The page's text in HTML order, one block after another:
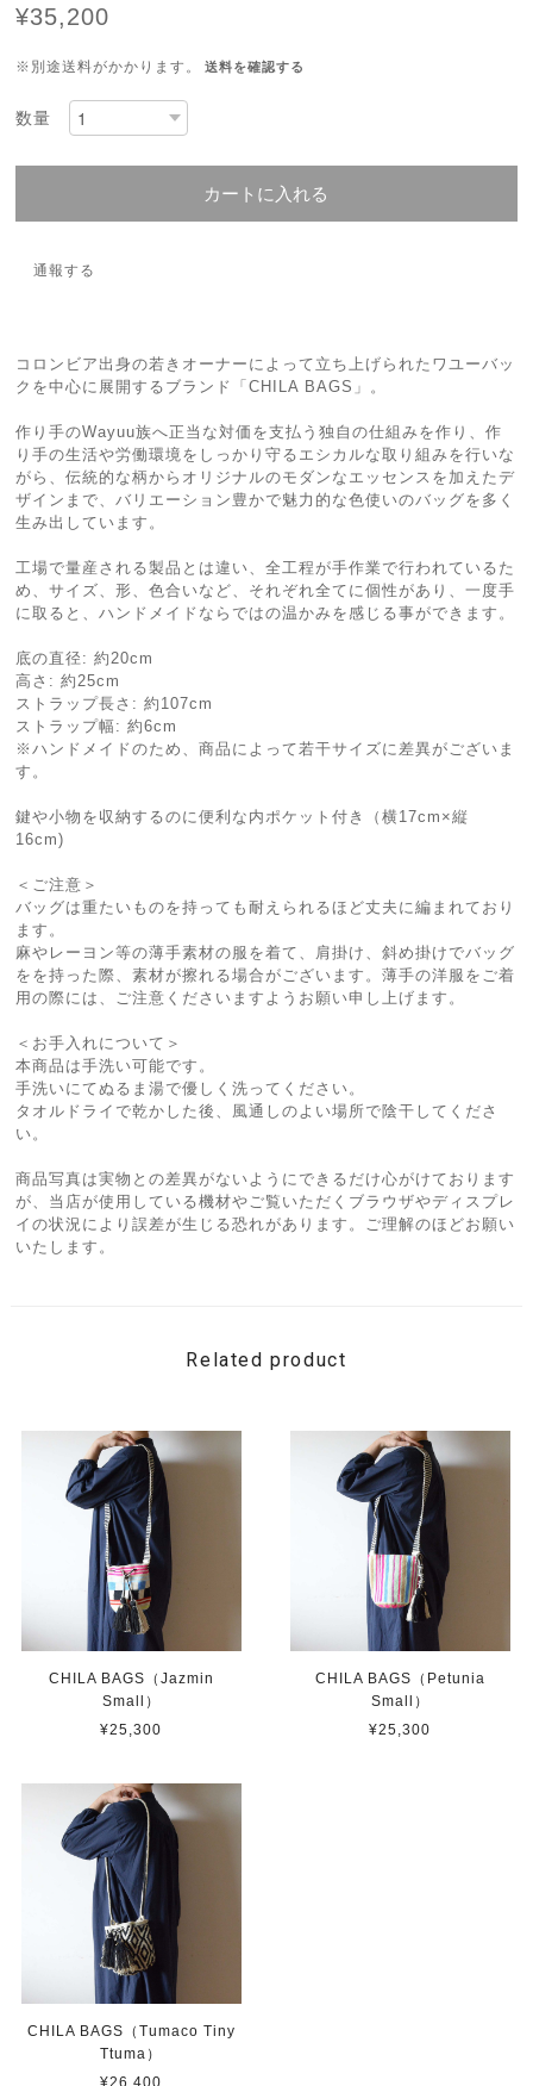
¥35,200
※別途送料がかかります。 送料を確認する
数量
カートに入れる
通報する
コロンビア出身の若きオーナーによって立ち上げられたワユーバッ
クを中心に展開するブランド「CHILA BAGS」。
作り手のWayuu族へ正当な対価を支払う独自の仕組みを作り、作
り手の生活や労働環境をしっかり守るエシカルな取り組みを行いな
がら、伝統的な柄からオリジナルのモダンなエッセンスを加えたデ
ザインまで、バリエーション豊かで魅力的な色使いのバッグを多く
生み出しています。
工場で量産される製品とは違い、全工程が手作業で行われているた
め、サイズ、形、色合いなど、それぞれ全てに個性があり、一度手
に取ると、ハンドメイドならではの温かみを感じる事ができます。
底の直径: 約20cm
高さ: 約25cm
ストラップ長さ: 約107cm
ストラップ幅: 約6cm
※ハンドメイドのため、商品によって若干サイズに差異がございま
す。
鍵や小物を収納するのに便利な内ポケット付き（横17cm×縦
16cm)
＜ご注意＞
バッグは重たいものを持っても耐えられるほど丈夫に編まれており
ます。
麻やレーヨン等の薄手素材の服を着て、肩掛け、斜め掛けでバッグ
をを持った際、素材が擦れる場合がございます。薄手の洋服をご着
用の際には、ご注意くださいますようお願い申し上げます。
＜お手入れについて＞
本商品は手洗い可能です。
手洗いにてぬるま湯で優しく洗ってください。
タオルドライで乾かした後、風通しのよい場所で陰干してくださ
い。
商品写真は実物との差異がないようにできるだけ心がけております
が、当店が使用している機材やご覧いただくブラウザやディスプレ
イの状況により誤差が生じる恐れがあります。ご理解のほどお願い
いたします。
Related product
CHILA BAGS（Jazmin
Small）
¥25,300
CHILA BAGS（Petunia
Small）
¥25,300
CHILA BAGS（Tumaco Tiny
Ttuma）
¥26,400